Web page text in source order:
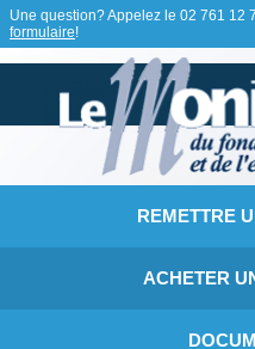
Une question? Appelez le 02 761 12
formulaire!
REMETTRE
ACHETER